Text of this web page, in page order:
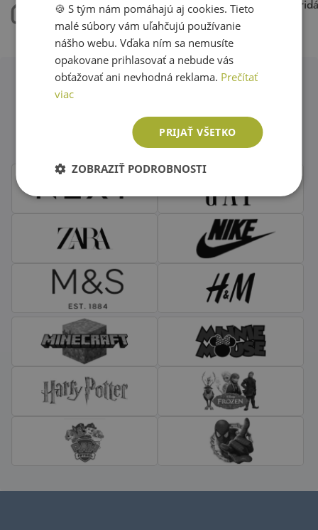
máme 50.000 kusov
oblečenia skladom
každý týždeň
15.000 kúskov
Obľúbené značky second hand
oblečenia
ENGLISH
🍪 S tým nám pomáhajú aj cookies. Tieto
malé súbory vám uľahčujú používanie
nášho webu. Vďaka ním sa nemusíte
opakovane prihlasovať a nebude vás
obťažovať ani nevhodná reklama. Prečítať
viac
PRIJAŤ VŠETKO
ZOBRAZIŤ PODROBNOSTI